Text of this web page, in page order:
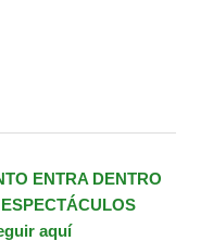
ENTRA DENTRO
aquí